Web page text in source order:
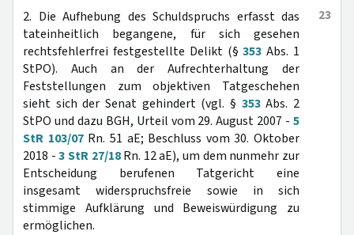
23
2. Die Aufhebung des Schuldspruchs erfasst das
tateinheitlich begangene, für sich gesehen
rechtsfehlerfrei festgestellte Delikt (§353 Abs. 1
StPO). Auch an der Aufrechterhaltung der
Feststellungen zum objektiven Tatgeschehen
sieht sich der Senat gehindert (vgl. § 353Abs. 2
StPO und dazu BGH, Urteil vom 29. August 2007 - 5
StR 103/07Rn. 51 aE; Beschluss vom 30. Oktober
2018 -3 StR 27/18Rn. 12 aE), um dem nunmehr zur
Entscheidung berufenen Tatgericht eine
insgesamt widerspruchsfreie sowie in sich
stimmige Aufklärung und Beweiswürdigung zu
ermöglichen.